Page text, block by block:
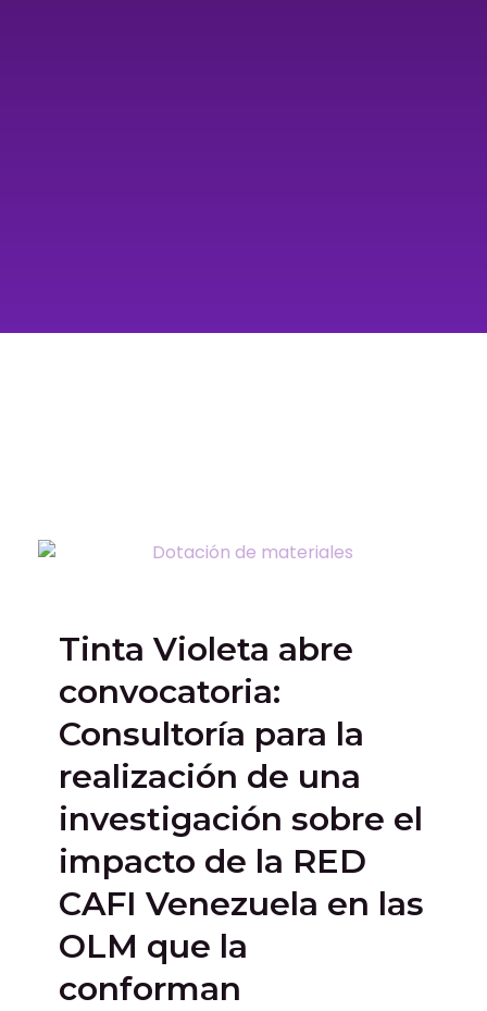
Tinta Violeta abre
convocatoria:
Consultoría para la
realización de una
investigación sobre el
impacto de la RED
CAFI Venezuela en las
OLM que la
conforman